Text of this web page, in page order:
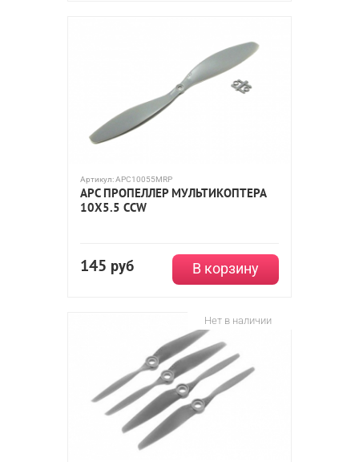
Артикул:APC10055MRP
APC ПРОПЕЛЛЕР МУЛЬТИКОПТЕРА
10X5.5 CCW
145 руб В корзину
Нет в наличии